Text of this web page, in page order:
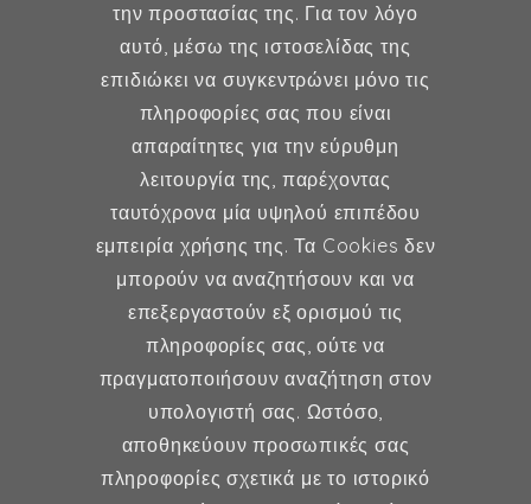
Δήμητρα Φέξη
MD, MSc, FMH
Μαιευτήρας - Χειρουργός
Γυναικολόγος
Μέλος ESHRE, ISA, FMH
Γυναικολογία
Υποβοηθούμενη Αναπαραγωγή
Μαιευτική
την προστασίας της. Για τον λόγο
αυτό, μέσω της ιστοσελίδας της
επιδιώκει να συγκεντρώνει μόνο τις
πληροφορίες σας που είναι
απαραίτητες για την εύρυθμη
λειτουργία της, παρέχοντας
ταυτόχρονα μία υψηλού επιπέδου
εμπειρία χρήσης της. Τα Cookies δεν
μπορούν να αναζητήσουν και να
επεξεργαστούν εξ ορισμού τις
πληροφορίες σας, ούτε να
πραγματοποιήσουν αναζήτηση στον
υπολογιστή σας. Ωστόσο,
αποθηκεύουν προσωπικές σας
πληροφορίες σχετικά με το ιστορικό